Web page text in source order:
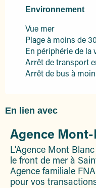
Environnement
Environnement
Vue mer
Plage à moins de
En périphérie de la
Arrêt de transport
Arrêt de bus à
En lien avec
Agence
L'Agence Mont
le front de mer à
Agence familiale
pour vos